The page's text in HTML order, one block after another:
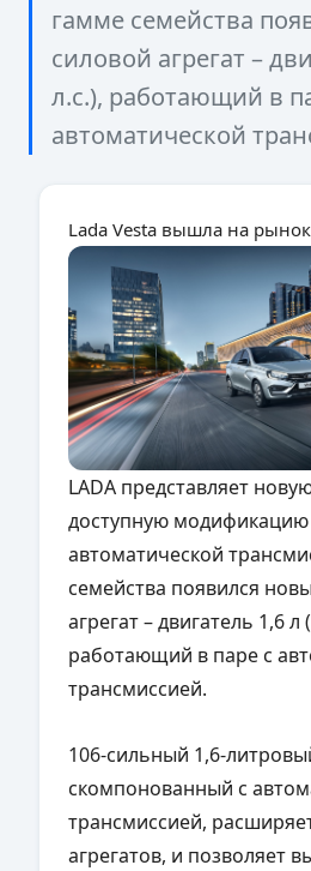
гамме семейства
силовой агрегат –
л.с.), работающий в
автоматической
Lada Vesta вышла на
LADA представляет
доступную модификацию
автоматической
семейства появился
агрегат – двигатель 1,6 л
работающий в паре с
трансмиссией.
106-сильный 1,6-
скомпонованный с
трансмиссией,
агрегатов, и позволяет